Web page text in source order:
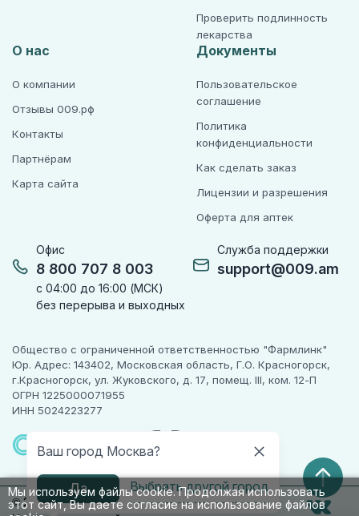
Ваш город Москва?
Да Выбрать другой город
Мы используем файлы cookie. Продолжая использовать
этот сайт, Вы даете согласие на использование файлов
Офис
8 800 707 8 003
с 04:00 до 16:00 (МСК)
без перерыва и выходных
Служба поддержки
support@009.am
Проверить подлинность
лекарства
О нас
О компании
Отзывы 009.рф
Контакты
Партнёрам
Карта сайта
Документы
Пользовательское
соглашение
Политика
конфиденциальности
Как сделать заказ
Лицензии и разрешения
Оферта для аптек
Общество с ограниченной ответственностью "Фармлинк"
Юр. Адрес: 143402, Московская область, Г.О. Красногорск,
г.Красногорск, ул. Жуковского, д. 17, помещ. III, ком. 12-П
ОГРН 1225000071955
ИНН 5024223277
© 2010-2026 009.РФ. Все права защищены